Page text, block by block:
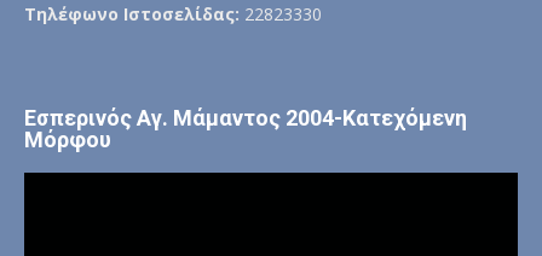
Τηλέφωνο Ιστοσελίδας: 22823330
Εσπερινός Αγ. Μάμαντος 2004-Κατεχόμενη
Μόρφου